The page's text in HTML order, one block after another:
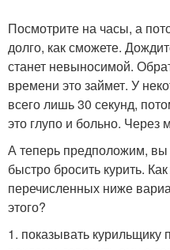
Посмотрите на часы, а
долго, как сможете.
станет невыносимой.
времени это займет. У
всего лишь 30 секунд,
это глупо и больно. Через
А теперь предположим, вы
быстро бросить курить.
перечисленных ниже
этого?
1. показывать